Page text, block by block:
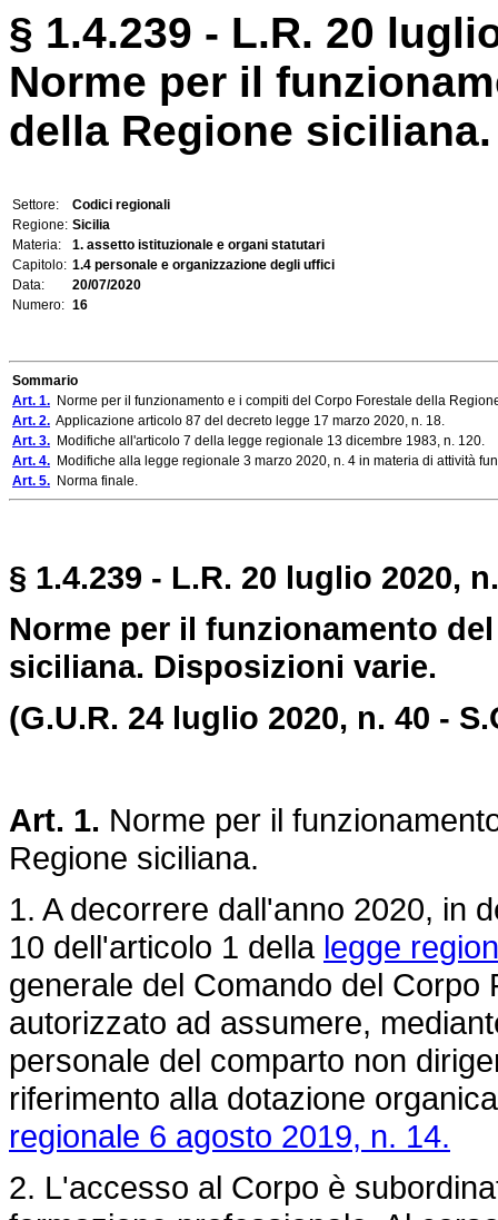
§ 1.4.239 - L.R. 20
Norme per il
della Regione
Settore:
Codici regionali
Regione: Sicilia
Materia:
1. assetto istituzionale e organi statutari
Capitolo: 1.4 personale e organizzazione degli uffici
Data:
20/07/2020
Numero: 16
Sommario
Art. 1. Norme per il funzionamento e i compiti del Corpo Forestale della
Art. 2. Applicazione articolo 87 del decreto legge 17 marzo 2020, n. 18.
Art. 3. Modifiche all'articolo 7 della legge regionale 13 dicembre 1983, n. 120.
Art. 4. Modifiche alla legge regionale 3 marzo 2020, n. 4 in materia di attività
Art. 5. Norma finale.
§ 1.4.239 - L.R. 20 luglio 2020,
Norme per il funzionamento
siciliana. Disposizioni varie.
(G.U.R. 24 luglio 2020, n. 40 -
Art. 1. Norme per il
Regione siciliana.
1. A decorrere dall'anno 2020, in
10 dell'articolo 1 della legge
generale del Comando del
autorizzato ad assumere,
personale del comparto non
riferimento alla dotazione
regionale 6 agosto 2019, n. 14.
2. L'accesso al Corpo è